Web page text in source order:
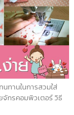
ทานในการสวมใส่
จักรคอมพิวเตอร์ วิธี